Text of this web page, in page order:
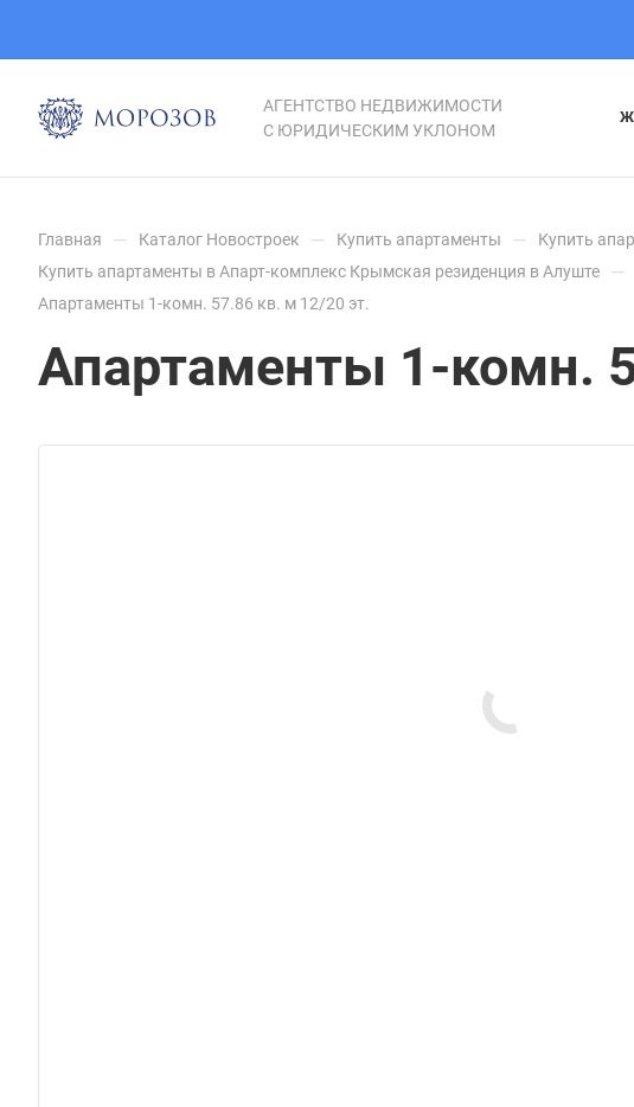
АГЕНТСТВО НЕДВИЖИМОСТИ
С ЮРИДИЧЕСКИМ УКЛОНОМ
Главная — Каталог Новостроек — Купить апартаменты — Купить
Купить апартаменты в Апарт-комплекс Крымская резиденция в Алуште —
Апартаменты 1-комн. 57.86 кв. м 12/20 эт.
Апартаменты 1-комн.